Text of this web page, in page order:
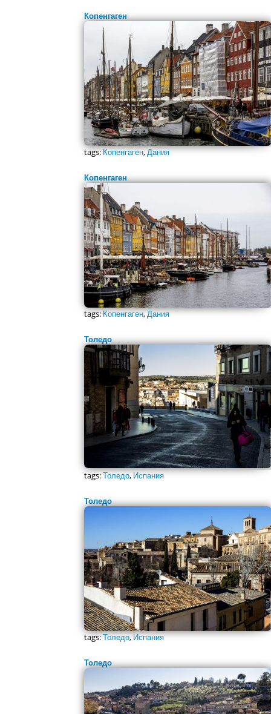
Копенгаген
tags:Копенгаген,Дания
Копенгаген
tags:Копенгаген,Дания
Толедо
tags:Толедо,Испания
Толедо
tags:Толедо,Испания
Толедо